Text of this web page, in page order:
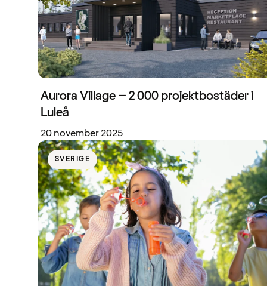
Aurora Village – 2 000 projektbostäder i
Luleå
20 november 2025
SVERIGE